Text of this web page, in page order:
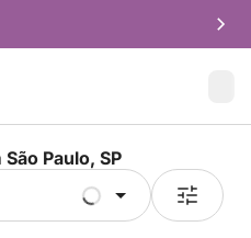
São Paulo, SP